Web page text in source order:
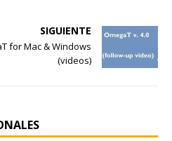
SIGUIENTE
for Mac & Windows
(videos)